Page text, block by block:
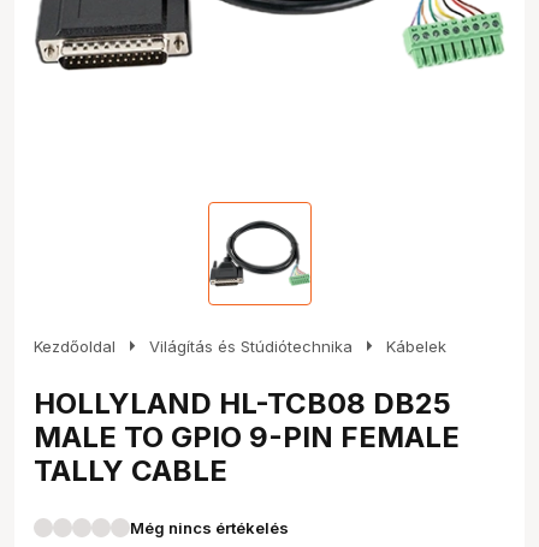
Kezdőoldal arrow_right Világítás és Stúdiótechnika arrow_right Kábelek
HOLLYLAND HL-TCB08 DB25
MALE TO GPIO 9-PIN FEMALE
TALLY CABLE
Még nincs értékelés